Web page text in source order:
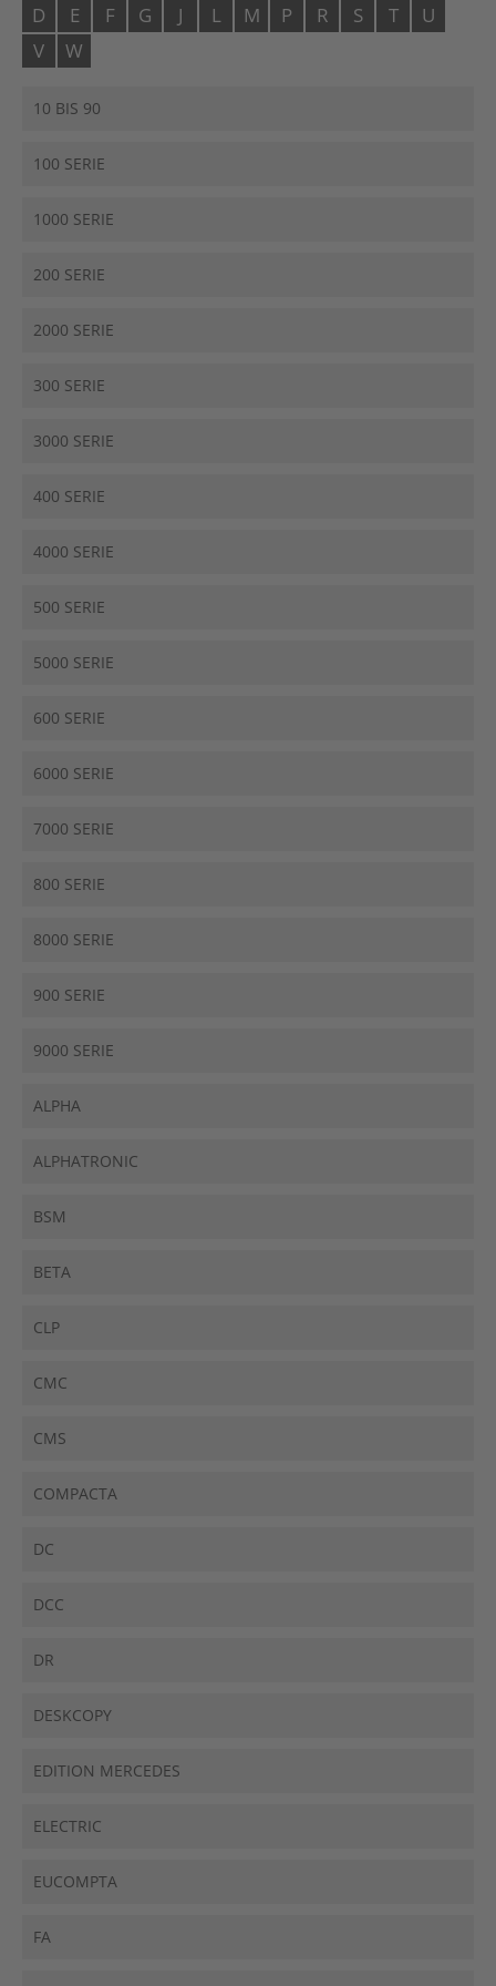
D
E F G J L M P R S T
U
V
W
10 BIS 90
100 SERIE
1000 SERIE
200 SERIE
2000 SERIE
300 SERIE
3000 SERIE
400 SERIE
4000 SERIE
500 SERIE
5000 SERIE
600 SERIE
6000 SERIE
7000 SERIE
800 SERIE
8000 SERIE
900 SERIE
9000 SERIE
ALPHA
ALPHATRONIC
BSM
BETA
CLP
CMC
CMS
COMPACTA
DC
DCC
DR
DESKCOPY
EDITION MERCEDES
ELECTRIC
EUCOMPTA
FA